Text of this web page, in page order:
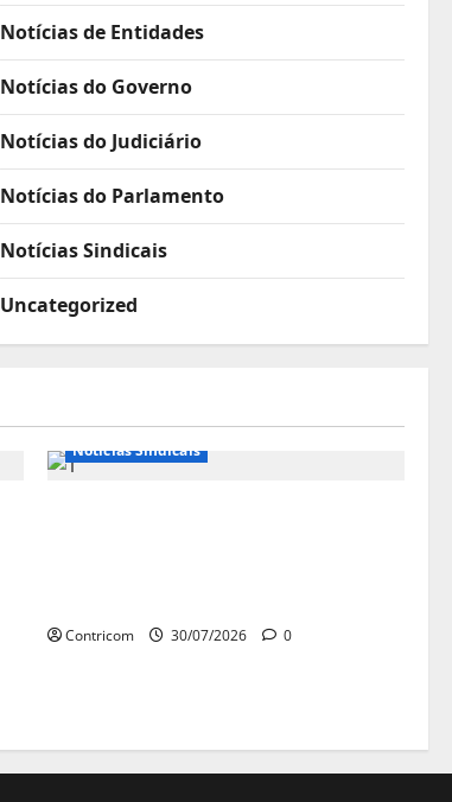
Notícias de Entidades
Notícias do Governo
Notícias do Judiciário
Notícias do Parlamento
Notícias Sindicais
Uncategorized
Notícias Sindicais
Contricom 30/07/2026 0